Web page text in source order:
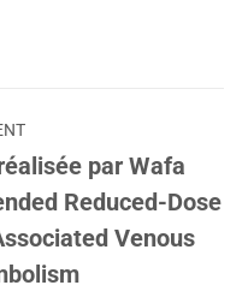
par Wafa
Reduced-Dose
Venous